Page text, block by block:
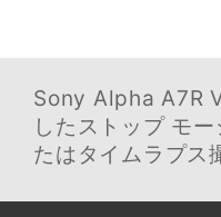
Sony Alpha A7R
したストップ モ
たはタイムラプス